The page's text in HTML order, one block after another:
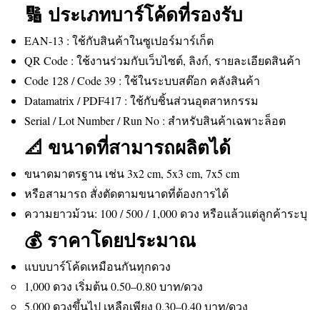
🔢 ประเภทบาร์โค้ดที่รองรับ
EAN-13 : ใช้กับสินค้าในซูเปอร์มาร์เก็ต
QR Code : ใช้งานร่วมกับเว็บไซต์, ลิงก์, รายละเอียดสินค้า
Code 128 / Code 39 : ใช้ในระบบสต๊อก คลังสินค้า
Datamatrix / PDF417 : ใช้กับชิ้นส่วนอุตสาหกรรม
Serial / Lot Number / Run No : สำหรับสินค้าเฉพาะล็อต
📐 ขนาดที่สามารถผลิตได้
ขนาดมาตรฐาน เช่น 3x2 cm, 5x3 cm, 7x5 cm
หรือสามารถ สั่งตัดตามขนาดที่ต้องการได้
ความยาวม้วน: 100 / 500 / 1,000 ดวง หรือแล้วแต่ลูกค้าระบุ
💰 ราคาโดยประมาณ
แบบบาร์โค้ดเหมือนกันทุกดวง
1,000 ดวง เริ่มต้น 0.50–0.80 บาท/ดวง
5,000 ดวงขึ้นไป เหลือเพียง 0.30–0.40 บาท/ดวง